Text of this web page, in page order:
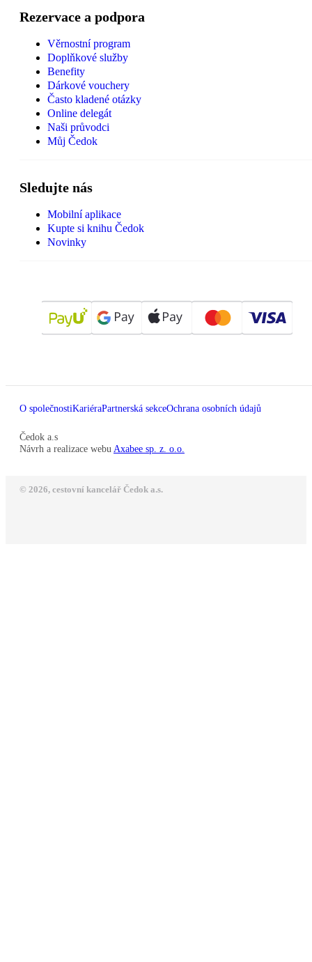
Rezervace a podpora
Věrnostní program
Doplňkové služby
Benefity
Dárkové vouchery
Často kladené otázky
Online delegát
Naši průvodci
Můj Čedok
Sledujte nás
Mobilní aplikace
Kupte si knihu Čedok
Novinky
O společnostiKariéraPartnerská sekceOchrana osobních údajů
Čedok a.s
Návrh a realizace webu Axabee sp. z. o.o.
© 2026, cestovní kancelář Čedok a.s.